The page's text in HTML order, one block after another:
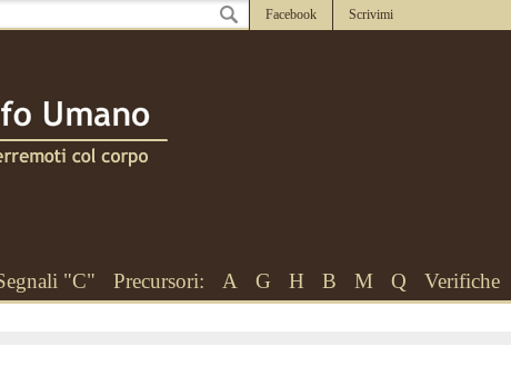
Facebook Scrivimi
"C" Precursori: A G H B M Q Verifiche